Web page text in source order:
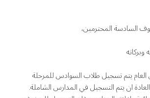
السادسة المحترمين،
يتم تسجيل طلاب السوادس للمرحلة
ان يتم التسجيل في المدارس الشاملة.